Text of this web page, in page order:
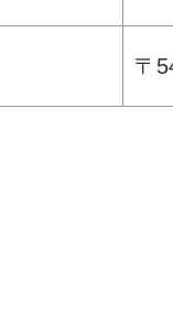
〒